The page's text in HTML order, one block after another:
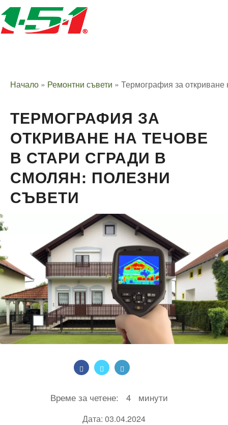
Начало » Ремонтни съвети » Термография за откриване
ТЕРМОГРАФИЯ ЗА
ОТКРИВАНЕ НА ТЕЧОВЕ
В СТАРИ СГРАДИ В
СМОЛЯН: ПОЛЕЗНИ
СЪВЕТИ
Време за четене: 4 минути
Дата: 03.04.2024